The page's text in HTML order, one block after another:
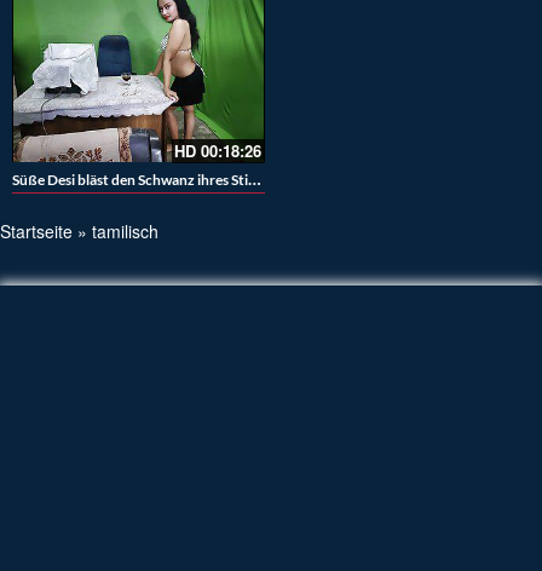
HD 00:18:26
Süße Desi bläst den Schwanz ihres Stiefbruders
Startseite » tamilisch